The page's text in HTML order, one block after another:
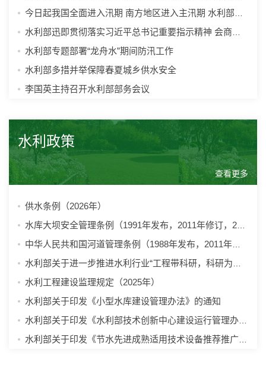
今日起我国全面进入汛期 南方地区进入主汛期 水利部扎实做好水旱灾害防...
水利部迅即贯彻落实习近平总书记重要指示精神 会商部署水利安全生产和...
水利部专题部署“龙舟水”期间防汛工作
水利部多措并举保障春夏城乡供水安全
李国英主持召开水利部部务会议
水利政策
查看更多
供水条例（2026年）
水库大坝安全管理条例（1991年发布，2011年修订，2018年修订，2026年修订）
中华人民共和国河道管理条例（1988年发布，2011年修订，2017年两次修订，20...
水利部关于进一步推进水利行业“工程带科研，科研为工程”有关工作的通知
水利工程建设监理规定（2025年）
水利部关于印发《小型水库建设管理办法》的通知
水利部关于印发《水利部技术创新中心建设运行管理办法》的通知
水利部关于印发《节水先进成熟适用技术设备推荐推广工作办法》的通知